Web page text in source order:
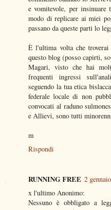
e vomitevole, per
modo di replicare ai miei
passano da queste parti lo
È l'ultima volta che
questo blog (posso capirti,
Magari, visto che hai
frequenti ingressi
seguendo la tua etica
federale locale di non
convocati al raduno
e Allievi, sono tutti
m
Rispondi
RUNNING FREE 2
x l'ultimo Anonimo:
Nessuno è obbligato a